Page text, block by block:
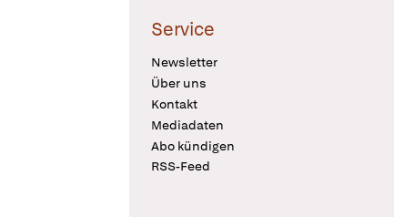
Service
Newsletter
Über uns
Kontakt
Mediadaten
Abo kündigen
RSS-Feed